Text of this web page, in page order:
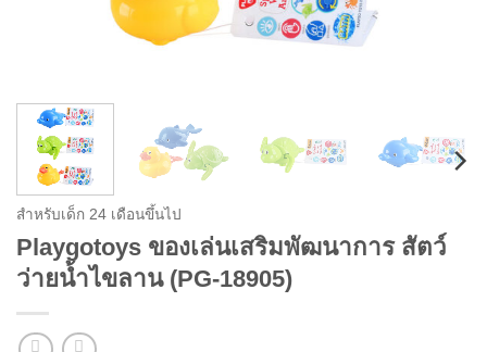
สำหรับเด็ก 24 เดือนขึ้นไป
Playgotoys ของเล่นเสริมพัฒนาการ สัตว์
ว่ายน้ำไขลาน (PG-18905)